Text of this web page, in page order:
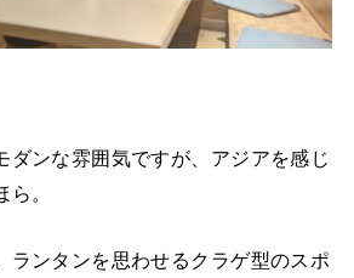
ダンな雰囲気ですが、アジアを感じ
。
ランタンを思わせるクラゲ型のスポ